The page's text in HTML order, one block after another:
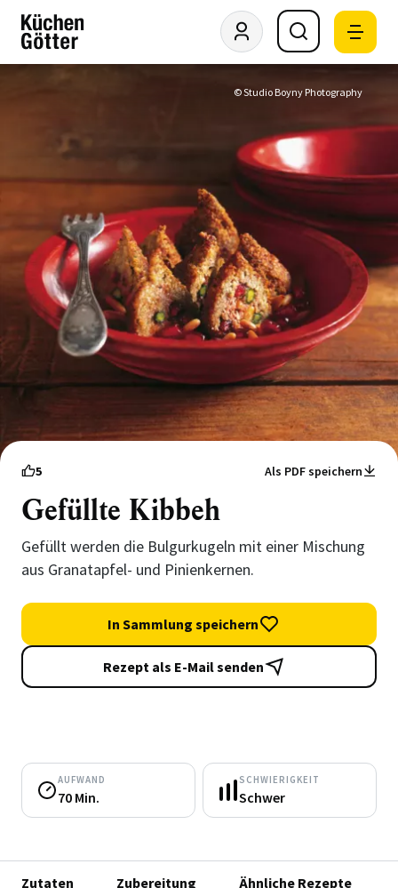
© Studio Boyny Photography
5 Als PDF speichern
Gefüllte Kibbeh
Gefüllt werden die Bulgurkugeln mit einer Mischung
aus Granatapfel- und Pinienkernen.
In Sammlung speichern
Rezept als E-Mail senden
AUFWAND
70 Min.
SCHWIERIGKEIT
Schwer
Zutaten Zubereitung Ähnliche Rezepte